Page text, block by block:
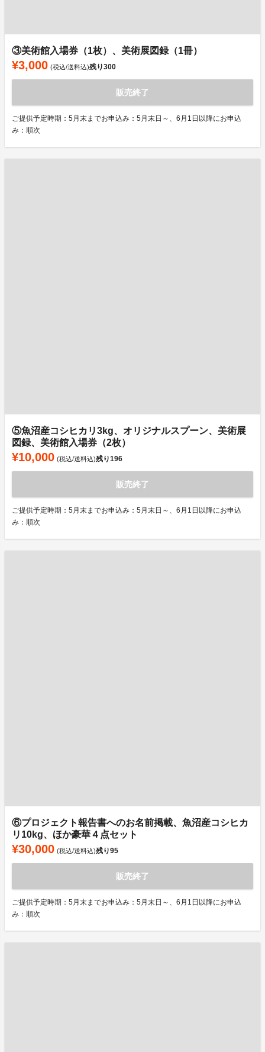
③美術館入場券（1枚）、美術展図録（1冊）
¥3,000 (税込/送料込)残り300
販売終了
ご提供予定時期：5月末までお申込み：5月末日～、6月1日以降にお申込
み：順次
⑤魚沼産コシヒカリ3kg、オリジナルスプーン、美術展
図録、美術館入場券（2枚）
¥10,000 (税込/送料込)残り196
販売終了
ご提供予定時期：5月末までお申込み：5月末日～、6月1日以降にお申込
み：順次
⑥プロジェクト報告書へのお名前掲載、魚沼産コシヒカ
リ10kg、ほか豪華４点セット
¥30,000 (税込/送料込)残り95
販売終了
ご提供予定時期：5月末までお申込み：5月末日～、6月1日以降にお申込
み：順次